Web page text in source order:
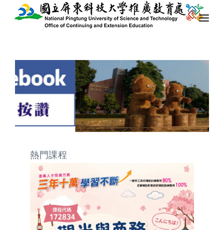
關於我們
課程列表
隨班附讀
行政資訊
會員專區
熱門課程